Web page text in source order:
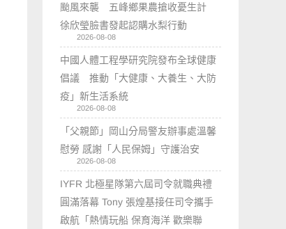
颱風來襲 五峰鄉果農搶收憂生計
徐欣瑩臉書發起認購水梨行動
2026-08-08
中國人體工程學研究院發布全球健康
倡議 推動「大健康、大養生、大防
疫」新生活系統
2026-08-08
「父親節」岡山分局警友辦事處溫馨
慰勞 感謝「人民保姆」守護治安
2026-08-08
IYFR 北極星隊第六屆司令就職典禮
圓滿落幕 Tony 張煌基接任司令攜手
啟航「熱情玩船 保育海洋 歡樂聯